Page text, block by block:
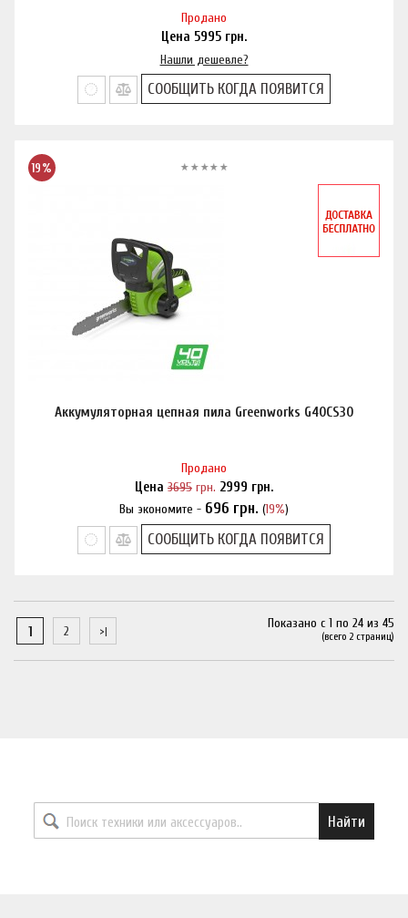
Продано
Цена 5995 грн.
Нашли дешевле?
СООБЩИТЬ КОГДА ПОЯВИТСЯ
19%
Аккумуляторная цепная пила Greenworks G40CS30
Продано
Цена 3695 грн. 2999 грн.
Вы экономите - 696 грн. (19%)
Нашли дешевле?
СООБЩИТЬ КОГДА ПОЯВИТСЯ
1 2
Показано с 1 по 24 из 45
(всего 2 страниц)
Найти